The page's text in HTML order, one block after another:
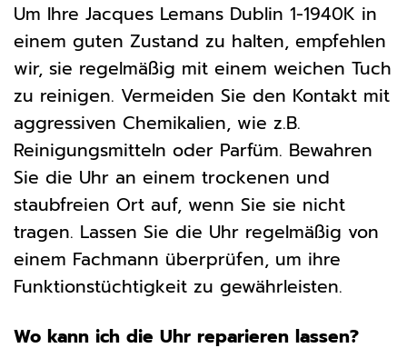
Um Ihre Jacques Lemans Dublin 1-1940K in
einem guten Zustand zu halten, empfehlen
wir, sie regelmäßig mit einem weichen Tuch
zu reinigen. Vermeiden Sie den Kontakt mit
aggressiven Chemikalien, wie z.B.
Reinigungsmitteln oder Parfüm. Bewahren
Sie die Uhr an einem trockenen und
staubfreien Ort auf, wenn Sie sie nicht
tragen. Lassen Sie die Uhr regelmäßig von
einem Fachmann überprüfen, um ihre
Funktionstüchtigkeit zu gewährleisten.
Wo kann ich die Uhr reparieren lassen?